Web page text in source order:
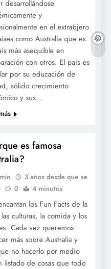
desarrollándose
y
en el extrabjero
como Australia que es
más asequible en
con otros. El país es
por su educación de
sólido crecimiento
y sus…
es famosa
3 años desde que se
0 4 minutos
los Fun Facts de la
culturas, la comida y los
Cada vez queremos
más sobre Australia y
no hacerlo por medio
listado de cosas que todo